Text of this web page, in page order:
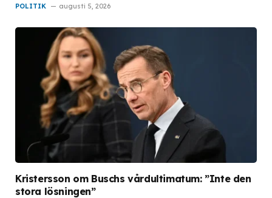
POLITIK augusti 5, 2026
Kristersson om Buschs vårdultimatum: ”Inte den
stora lösningen”